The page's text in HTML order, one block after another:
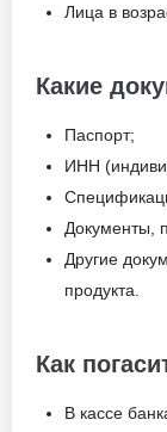
Лица в
Какие
Паспорт;
ИНН
Документы,
Другие
продукта.
Как
В кассе